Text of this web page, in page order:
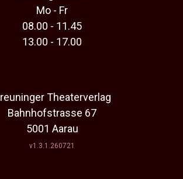
Mo - Fr
08.00 - 11.45
13.00 - 17.00
Theaterverlag
Bahnhofstrasse 67
5001 Aarau
v1.3.1.260721